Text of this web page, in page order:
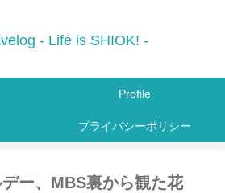
- Life is SHIOK! -
Profile
プライバシーポリシー
ー、MBS裏から観た花